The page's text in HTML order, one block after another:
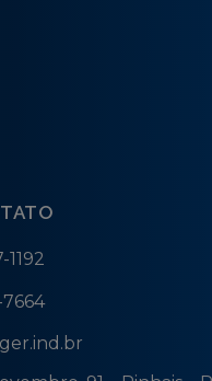
1192
7664